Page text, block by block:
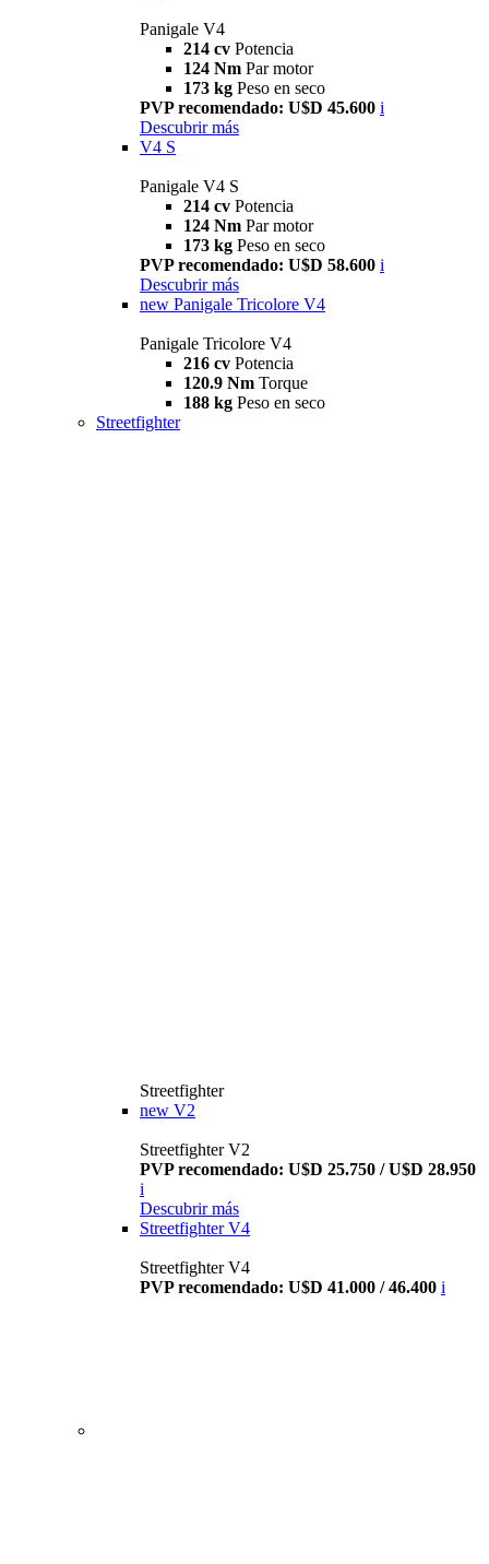
Panigale V4
214 cv Potencia
124 Nm Par motor
173 kg Peso en seco
PVP recomendado: U$D 45.600 i
Descubrir más
V4 S
Panigale V4 S
214 cv Potencia
124 Nm Par motor
173 kg Peso en seco
PVP recomendado: U$D 58.600 i
Descubrir más
new Panigale Tricolore V4
Panigale Tricolore V4
216 cv Potencia
120.9 Nm Torque
188 kg Peso en seco
Streetfighter
Streetfighter
new V2
Streetfighter V2
PVP recomendado: U$D 25.750 / U$D 28.950
i
Descubrir más
Streetfighter V4
Streetfighter V4
PVP recomendado: U$D 41.000 / 46.400 i